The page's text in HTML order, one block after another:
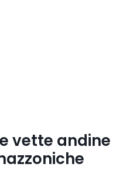
vette andine